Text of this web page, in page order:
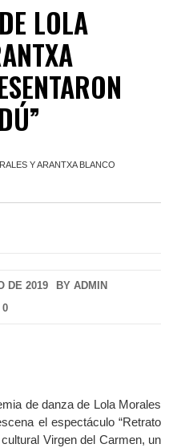
LOLA
Y ARANTXA BLANCO
DE 2019 BY ADMIN
0
de danza de Lola Morales
el espectáculo “Retrato
Virgen del Carmen, un